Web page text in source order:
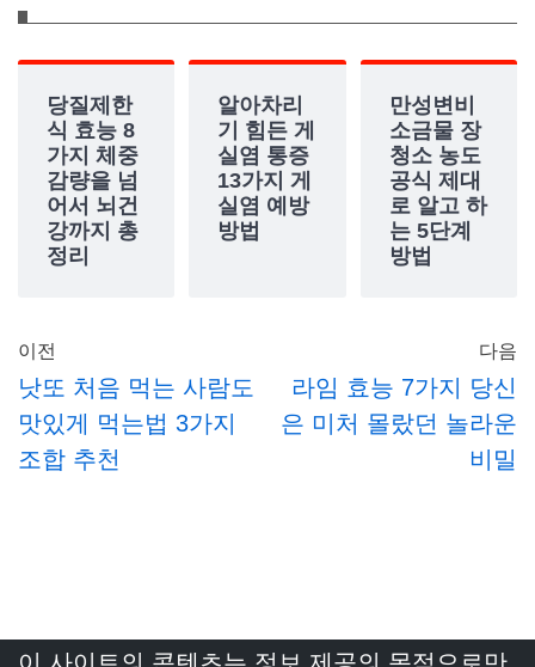
당질제한
식 효능 8
가지 체중
감량을 넘
어서 뇌건
강까지 총
정리
알아차리
기 힘든 게
실염 통증
13가지 게
실염 예방
방법
만성변비
소금물 장
청소 농도
공식 제대
로 알고 하
는 5단계
방법
이전
낫또 처음 먹는 사람도
맛있게 먹는법 3가지
조합 추천
다음
라임 효능 7가지 당신
은 미처 몰랐던 놀라운
비밀